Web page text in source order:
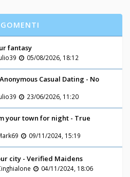
fantasy
05/08/2026, 18:12
Casual Dating - No
23/06/2026, 11:20
your town for night - True
09/11/2024, 15:19
city - Verified Maidens
04/11/2024, 18:06